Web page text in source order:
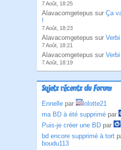
7 Août, 18:25
Alavacomgetepus sur Ça
!
7 Août, 18:23
Alavacomgetepus sur
7 Août, 18:21
Alavacomgetepus sur
7 Août, 18:19
Sujets récents du Forum
Ennelle par
lolotte21
ma BD à été supprimé par
Puis-je créer une BD par
bd encore supprimé à tort
boudu113